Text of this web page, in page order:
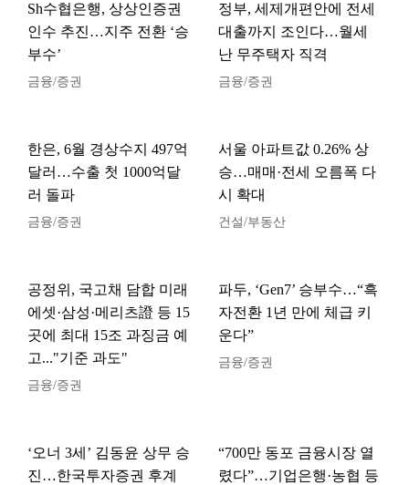
Sh수협은행, 상상인증권
인수 추진…지주 전환 ‘승
부수’
금융/증권
정부, 세제개편안에 전세
대출까지 조인다…월세
난 무주택자 직격
금융/증권
한은, 6월 경상수지 497억
달러…수출 첫 1000억달
러 돌파
금융/증권
서울 아파트값 0.26% 상
승…매매·전세 오름폭 다
시 확대
건설/부동산
공정위, 국고채 담합 미래
에셋·삼성·메리츠證 등 15
곳에 최대 15조 과징금 예
고..."기준 과도"
금융/증권
파두, ‘Gen7’ 승부수…“흑
자전환 1년 만에 체급 키
운다”
금융/증권
‘오너 3세’ 김동윤 상무 승
진…한국투자증권 후계
“700만 동포 금융시장 열
렸다”…기업은행·농협 등